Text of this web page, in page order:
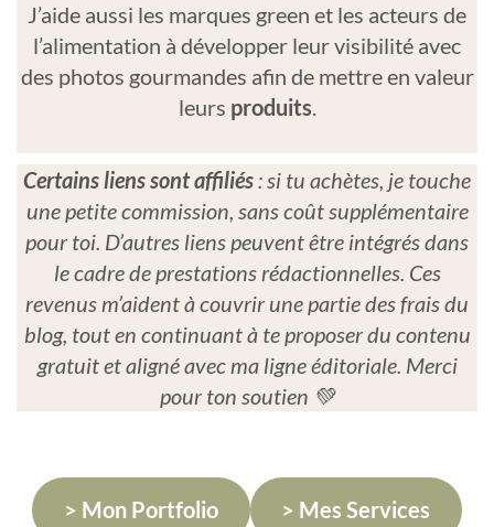
J’aide aussi les marques green et les acteurs de
l’alimentation à développer leur visibilité avec
des photos gourmandes afin de mettre en valeur
leurs produits.
Certains liens sont affiliés: si tu achètes, je touche
une petite commission, sans coût supplémentaire
pour toi. D’autres liens peuvent être intégrés dans
le cadre de prestations rédactionnelles. Ces
revenus m’aident à couvrir une partie des frais du
blog, tout en continuant à te proposer du contenu
gratuit et aligné avec ma ligne éditoriale. Merci
pour ton soutien 💚
> Mon Portfolio > Mes Services